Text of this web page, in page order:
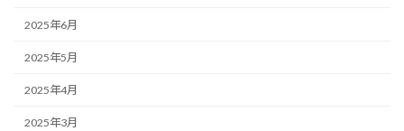
2025年6月
2025年5月
2025年4月
2025年3月